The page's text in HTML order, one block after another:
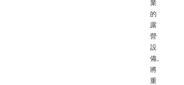
業
的
露
營
設
備。
將
重